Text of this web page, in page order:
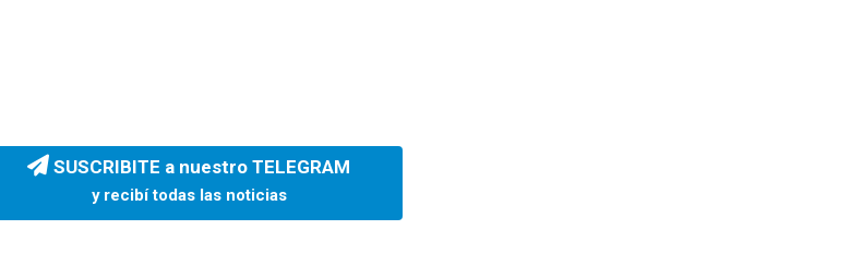
SUSCRIBITE a nuestro TELEGRAM
y recibí todas las noticias